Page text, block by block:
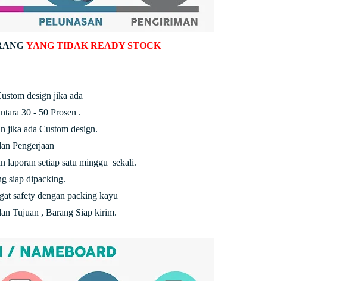
YANG TIDAK READY STOCK
design jika ada
30 - 50 Prosen .
jika ada Custom design.
Pengerjaan
laporan setiap satu minggu sekali.
siap dipacking.
safety dengan packing kayu
Tujuan , Barang Siap kirim.